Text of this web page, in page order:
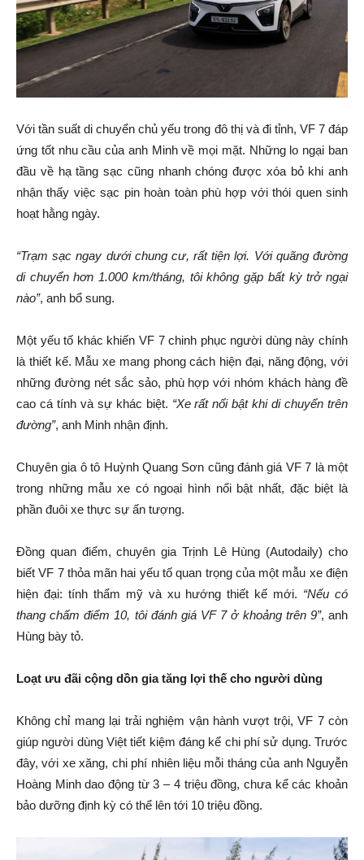
Với tần suất di chuyển chủ yếu trong đô thị và đi tỉnh, VF 7 đáp
ứng tốt nhu cầu của anh Minh về mọi mặt. Những lo ngại ban
đầu về hạ tầng sạc cũng nhanh chóng được xóa bỏ khi anh
nhận thấy việc sạc pin hoàn toàn phù hợp với thói quen sinh
hoạt hằng ngày.
“Trạm sạc ngay dưới chung cư, rất tiện lợi. Với quãng đường
di chuyển hơn 1.000 km/tháng, tôi không gặp bất kỳ trở ngại
nào”, anh bổ sung.
Một yếu tố khác khiến VF 7 chinh phục người dùng này chính
là thiết kế. Mẫu xe mang phong cách hiện đại, năng động, với
những đường nét sắc sảo, phù hợp với nhóm khách hàng đề
cao cá tính và sự khác biệt. “Xe rất nổi bật khi di chuyển trên
đường”, anh Minh nhận định.
Chuyên gia ô tô Huỳnh Quang Sơn cũng đánh giá VF 7 là một
trong những mẫu xe có ngoại hình nổi bật nhất, đặc biệt là
phần đuôi xe thực sự ấn tượng.
Đồng quan điểm, chuyên gia Trịnh Lê Hùng (Autodaily) cho
biết VF 7 thỏa mãn hai yếu tố quan trọng của một mẫu xe điện
hiện đại: tính thẩm mỹ và xu hướng thiết kế mới. “Nếu có
thang chấm điểm 10, tôi đánh giá VF 7 ở khoảng trên 9”, anh
Hùng bày tỏ.
Loạt ưu đãi cộng dồn gia tăng lợi thế cho người dùng
Không chỉ mang lại trải nghiệm vận hành vượt trội, VF 7 còn
giúp người dùng Việt tiết kiệm đáng kể chi phí sử dụng. Trước
đây, với xe xăng, chi phí nhiên liệu mỗi tháng của anh Nguyễn
Hoàng Minh dao động từ 3 – 4 triệu đồng, chưa kể các khoản
bảo dưỡng định kỳ có thể lên tới 10 triệu đồng.